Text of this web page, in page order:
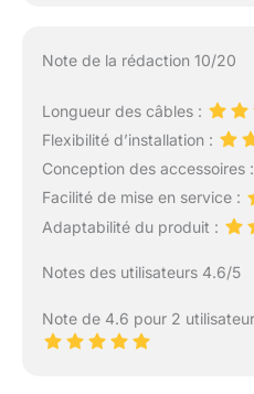
Note de la rédaction 10/20
Longueur des câbles :
Flexibilité d’installation :
Conception des accessoires :
Facilité de mise en service :
Adaptabilité du produit :
Notes des utilisateurs 4.6/5
Note de 4.6 pour 2